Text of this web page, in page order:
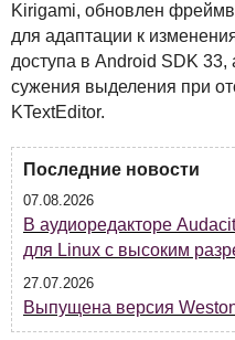
Kirigami, обновлен
для адаптации к
доступа в Android SDK 33,
сужения выделения при
KTextEditor.
Последние новости
07.08.2026
В аудиоредакторе
для Linux с высоким
27.07.2026
Выпущена версия